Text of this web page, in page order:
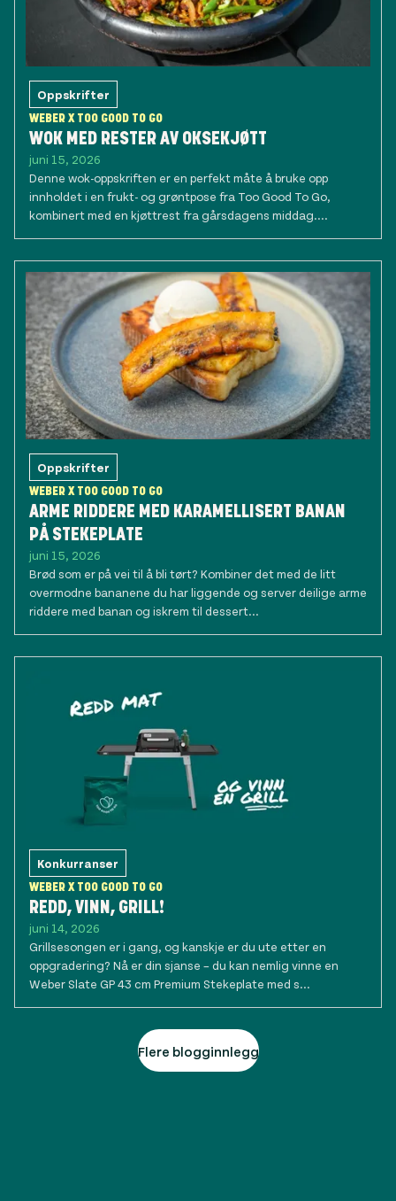
Oppskrifter
WEBER X TOO GOOD TO GO
WOK MED RESTER AV OKSEKJØTT
juni 15, 2026
Denne wok-oppskriften er en perfekt måte å bruke opp
innholdet i en frukt- og grøntpose fra Too Good To Go,
kombinert med en kjøttrest fra gårsdagens middag....
Oppskrifter
WEBER X TOO GOOD TO GO
ARME RIDDERE MED KARAMELLISERT BANAN
PÅ STEKEPLATE
juni 15, 2026
Brød som er på vei til å bli tørt? Kombiner det med de litt
overmodne bananene du har liggende og server deilige arme
riddere med banan og iskrem til dessert...
Konkurranser
WEBER X TOO GOOD TO GO
REDD, VINN, GRILL!
juni 14, 2026
Grillsesongen er i gang, og kanskje er du ute etter en
oppgradering? Nå er din sjanse – du kan nemlig vinne en
Weber Slate GP 43 cm Premium Stekeplate med s...
Flere blogginnlegg